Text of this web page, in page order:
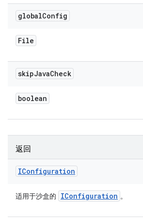
globalConfig
File
skipJavaCheck
boolean
返回
IConfiguration
适用于沙盒的 IConfiguration 。